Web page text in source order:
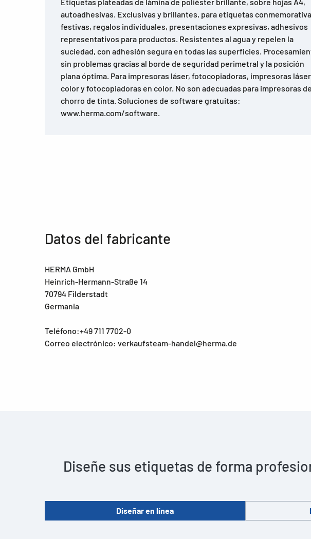
autoadhesivas. Exclusivas y brillantes, para etiquetas
festivas, regalos individuales, presentaciones expresivas, adhesivos
representativos para productos. Resistentes al agua y repelen la
suciedad, con adhesión segura en todas las superficies.
sin problemas gracias al borde de seguridad perimetral y la posición
plana óptima. Para impresoras láser, fotocopiadoras, impresoras
color y fotocopiadoras en color. No son adecuadas para impresoras de
chorro de tinta. Soluciones de software gratuitas:
www.herma.com/software.
Datos del fabricante
HERMA GmbH
Heinrich-Hermann-Straße 14
70794 Filderstadt
Germania
Teléfono:+49 711 7702-0
Correo electrónico: verkaufsteam-handel@herma.de
Diseñe sus etiquetas de forma
Diseñar en línea